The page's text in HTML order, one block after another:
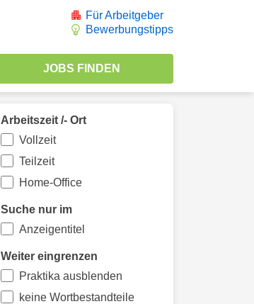
Für Arbeitgeber
Bewerbungstipps
Arbeitszeit /- Ort
Vollzeit
Teilzeit
Home-Office
Suche nur im
Anzeigentitel
Weiter eingrenzen
Praktika ausblenden
keine Wortbestandteile